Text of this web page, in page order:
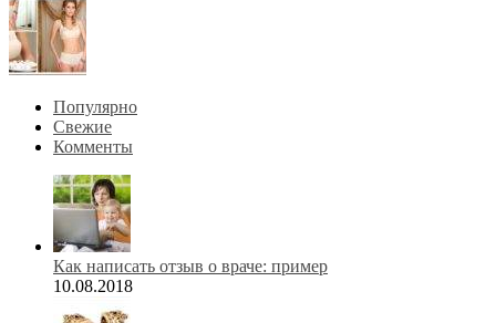
Популярно
Свежие
Комменты
Как написать отзыв о враче: пример
10.08.2018